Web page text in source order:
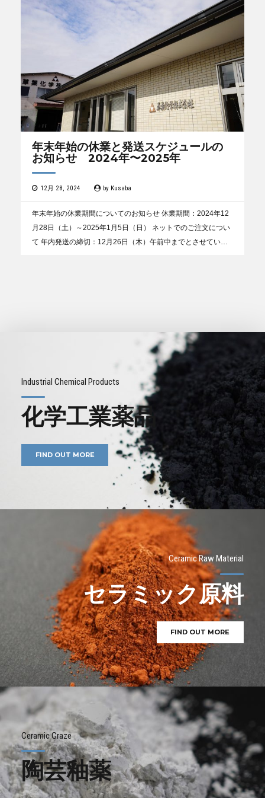
12月 28, 2024 by Kusaba
年末年始の休業と発送スケジュールの
お知らせ 2024年〜2025年
年末年始の休業期間についてのお知らせ 休業期間：2024年12
月28日（土）～2025年1月5日（日） ネットでのご注文につい
て 年内発送の締切：12月26日（木）午前中までとさせていた
Industrial Chemical Products
化学工業薬品
FIND OUT MORE
Ceramic Raw Material
セラミック原料
FIND OUT MORE
Ceramic Graze
陶芸釉薬